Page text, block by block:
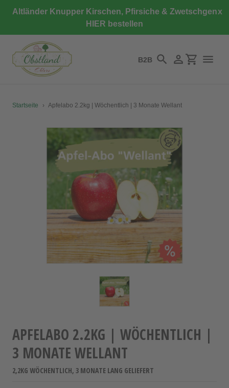
zumAltländer Knupper Kirschen, Pfirsiche & Zwetschgen
HIER bestellen
x
B2B SuchenEinloggen
Startseite › Apfelabo 2.2kg | Wöchentlich | 3 Monate Wellant
APFELABO 2.2KG | WÖCHENTLICH |
3 MONATE WELLANT
2,2KG WÖCHENTLICH, 3 MONATE LANG GELIEFERT